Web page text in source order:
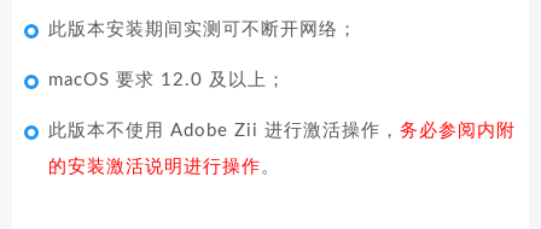
此版本安装期间实测可不断开网络；
macOS 要求 12.0 及以上；
此版本不使用 Adobe Zii 进行激活操作， 务必参阅内附
的安装激活说明进行操作。